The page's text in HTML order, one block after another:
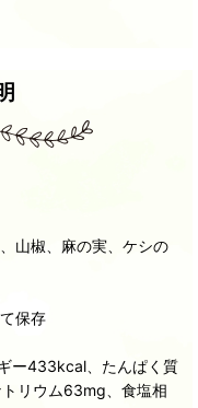
山椒、麻の実、ケシの
保存
ー433kcal、たんぱく質
リウム63mg、食塩相